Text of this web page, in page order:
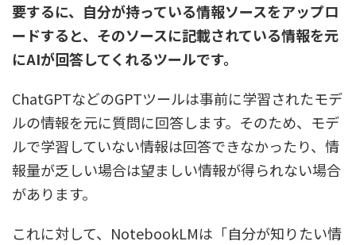
要するに、自分が持っている情報ソースをアップロ
ードすると、そのソースに記載されている情報を元
にAIが回答してくれるツールです。
ChatGPTなどのGPTツールは事前に学習されたモデ
ルの情報を元に質問に回答します。そのため、モデ
ルで学習していない情報は回答できなかったり、情
報量が乏しい場合は望ましい情報が得られない場合
があります。
これに対して、NotebookLMは「自分が知りたい情